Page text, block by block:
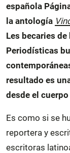
española
la antología
Les becaries
Periodísticas
resultado es
desde el
Es como si se
reportera y
escritoras